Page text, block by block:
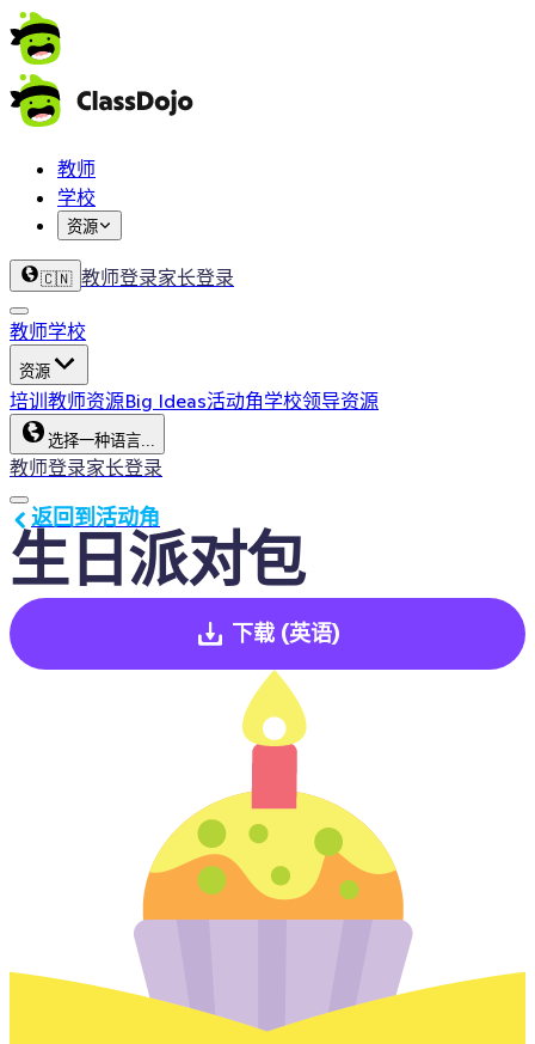
教师
学校
资源
🇨🇳 教师登录家长登录
教师学校
资源
培训 教师资源Big Ideas活动角学校领导资源
选择一种语言...
教师登录家长登录
生日派对包
返回到活动角
下载 (英语)